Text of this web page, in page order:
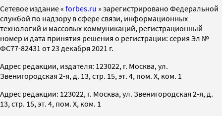
Cетевое издание « forbes.ru » зарегистрировано Федеральной
службой по надзору в сфере связи, информационных
технологий и массовых коммуникаций, регистрационный
номер и дата принятия решения о регистрации: серия Эл №
ФС77-82431 от 23 декабря 2021 г.
Адрес редакции, издателя: 123022, г. Москва, ул.
Звенигородская 2-я, д. 13, стр. 15, эт. 4, пом. X, ком. 1
Адрес редакции: 123022, г. Москва, ул. Звенигородская 2-я, д.
13, стр. 15, эт. 4, пом. X, ком. 1